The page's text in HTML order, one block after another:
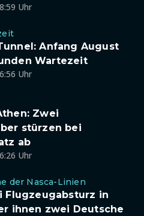
Uhr
Anfang August
Wartezeit
Uhr
Zwei
stürzen bei
ab
Uhr
der Nasca-Linien
Flugzeugabsturz in
ihnen zwei Deutsche